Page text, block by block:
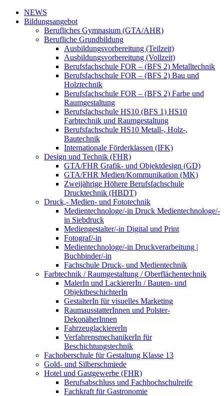
NEWS
Bildungsangebot
Berufliches Gymnasium (GTA/AHR)
Berufliche Grundbildung
Ausbildungsvorbereitung (Teilzeit)
Ausbildungsvorbereitung (Vollzeit)
Berufsfachschule FOR – (BFS 2) Metalltechnik
Berufsfachschule FOR – (BFS 2) Bau und
Holztechnik
Berufsfachschule FOR – (BFS 2) Farbe und
Raumgestaltung
Berufsfachschule HS10 (BFS 1) HS10
Farbtechnik und Raumgestaltung
Berufsfachschule HS10 Metall-, Holz-,
Bautechnik
Internationale Förderklassen (IFK)
Design und Technik (FHR)
GTA/FHR Grafik- und Objektdesign (GD)
GTA/FHR Medien/Kommunikation (MK)
Zweijährige Höhere Berufsfachschule
Drucktechnik (HBDT)
Druck,- Medien- und Fototechnik
Medientechnologe/-in Druck Medientechnologe/-
in Siebdruck
Mediengestalter/-in Digital und Print
Fotograf/-in
Medientechnologe/-in Druckverarbeitung |
Buchbinder/-in
Fachschule Druck- und Medientechnik
Farbtechnik / Raumgestaltung / Oberflächentechnik
MalerIn und LackiererIn / Bauten- und
ObjektbeschichterIn
GestalterIn für visuelles Marketing
RaumausstatterInnen und Polster-
DekonäherInnen
FahrzeuglackiererIn
VerfahrensmechanikerIn für
Beschichtungstechnik
Fachoberschule für Gestaltung Klasse 13
Gold- und Silberschmiede
Hotel und Gastgewerbe (FHR)
Berufsabschluss und Fachhochschulreife
Fachkraft für Gastronomie